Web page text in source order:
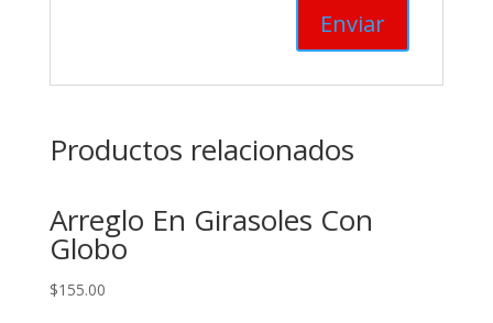
Productos relacionados
Arreglo En Girasoles Con
Globo
$155.00